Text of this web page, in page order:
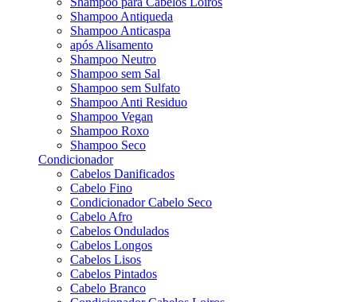
Shampoo Antiqueda
Shampoo Anticaspa
após Alisamento
Shampoo Neutro
Shampoo sem Sal
Shampoo sem Sulfato
Shampoo Anti Residuo
Shampoo Vegan
Shampoo Roxo
Shampoo Seco
Condicionador
Cabelos Danificados
Cabelo Fino
Condicionador Cabelo Seco
Cabelo Afro
Cabelos Ondulados
Cabelos Longos
Cabelos Lisos
Cabelos Pintados
Cabelo Branco